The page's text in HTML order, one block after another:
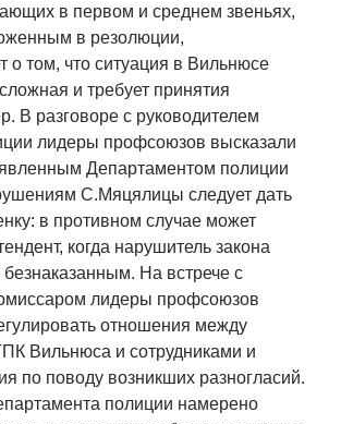
в первом и среднем звеньях,
в резолюции,
о том, что ситуация в Вильнюсе
и требует принятия
В разговоре с руководителем
лидеры профсоюзов высказали
Департаментом полиции
С.Мяцялицы следует дать
в противном случае может
когда нарушитель закона
безнаказанным. На встрече с
лидеры профсоюзов
отношения между
Вильнюса и сотрудниками и
по поводу возникших разногласий.
полиции намерено